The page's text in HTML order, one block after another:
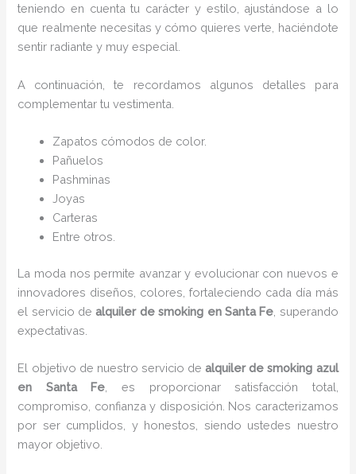
teniendo en cuenta tu carácter y estilo, ajustándose a lo
que realmente necesitas y cómo quieres verte, haciéndote
sentir radiante y muy especial.
A continuación, te recordamos algunos detalles para
complementar tu vestimenta.
Zapatos cómodos de color.
Pañuelos
Pashminas
Joyas
Carteras
Entre otros.
La moda nos permite avanzar y evolucionar con nuevos e
innovadores diseños, colores, fortaleciendo cada día más
el servicio dealquiler de smoking en Santa Fe , superando
expectativas.
El objetivo de nuestro servicio dealquiler de smoking azul
en Santa Fe , es proporcionar satisfacción total,
compromiso, confianza y disposición. Nos caracterizamos
por ser cumplidos, y honestos, siendo ustedes nuestro
mayor objetivo.